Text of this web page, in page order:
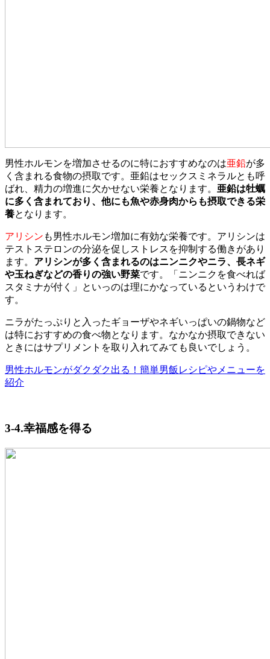
男性ホルモンを増加させるのに特におすすめなのは亜鉛が多
く含まれる食物の摂取です。亜鉛はセックスミネラルとも呼
ばれ、精力の増進に欠かせない栄養となります。 亜鉛は牡蠣
に多く含まれており、他にも魚や赤身肉からも摂取できる栄
養となります。
アリシン も男性ホルモン増加に有効な栄養です。アリシンは
テストステロンの分泌を促しストレスを抑制する働きがあり
ます。 アリシンが多く含まれるのはニンニクやニラ、長ネギ
や玉ねぎなどの香りの強い野菜です。「ニンニクを食べれば
スタミナが付く」といっのは理にかなっているというわけで
す。
ニラがたっぷりと入ったギョーザやネギいっぱいの鍋物など
は特におすすめの食べ物となります。なかなか摂取できない
ときにはサプリメントを取り入れてみても良いでしょう。
男性ホルモンがダクダク出る！簡単男飯レシピやメニューを
紹介
3-4.幸福感を得る